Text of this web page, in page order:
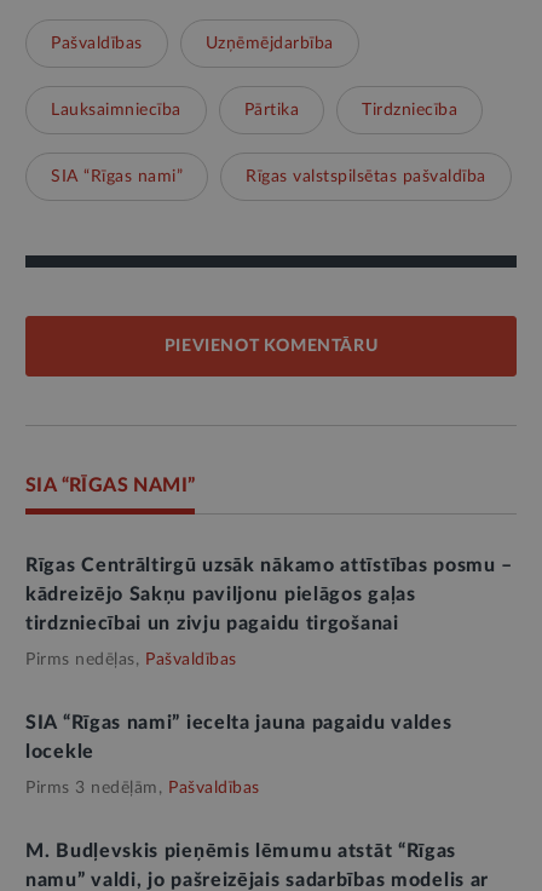
Pašvaldības Uzņēmējdarbība
Lauksaimniecība Pārtika Tirdzniecība
SIA “Rīgas nami” Rīgas valstspilsētas pašvaldība
PIEVIENOT KOMENTĀRU
SIA “RĪGAS NAMI”
Rīgas Centrāltirgū uzsāk nākamo attīstības posmu –
kādreizējo Sakņu paviljonu pielāgos gaļas
tirdzniecībai un zivju pagaidu tirgošanai
Pirms nedēļas, Pašvaldības
SIA “Rīgas nami” iecelta jauna pagaidu valdes
locekle
Pirms 3 nedēļām, Pašvaldības
M. Budļevskis pieņēmis lēmumu atstāt “Rīgas
namu” valdi, jo pašreizējais sadarbības modelis ar